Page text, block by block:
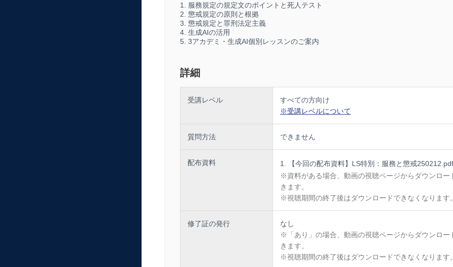
・手続主義の重要性と具体的な実践方法
・証拠書類の適切な作成・保管の実務
4.デジタル時代の規定整備と運用
・時代に即した規定への見直しの自動化の実現
＜本セミナーで得られるもの＞
・判例に基づく具体的なリスク回避の手法
・規模を問わず必要な法的要件の理解
・従業員に伝わりやすい規定文の作成ノウハウ
・実効性の高い懲戒処分の運用手順
・就業規則の作成・改定に携わる社会保険労務士
・人事労務担当者 ・経営者、管理職の方々
・モデル服務規定・懲戒規定のひな形を提供
・規定文見直しのためのチェックリスト付き
・懲戒処分検討時の判断フローチャート付き
1. 服務規定の規定文のポイントと死人テスト
2. 懲戒規定の原則と根拠
3. 懲戒規定と罪刑法定主義
4. 生成AIの活用
5. 3アカデミ・生成AI個別レッスンのご案内
詳細
受講レベル
すべての方向け
※受講レベルについて
質問方法 できません
配布資料
【今回の配布資料】LS特別：服務と懲戒250212.pdf
※資料がある場合、動画の視聴ページからダウンロー
きます。
※視聴期間の終了後はダウンロードできなくなります
修了証の発行
なし
※「あり」の場合、動画の視聴ページからダウンロー
きます。
※視聴期間の終了後はダウンロードできなくなります